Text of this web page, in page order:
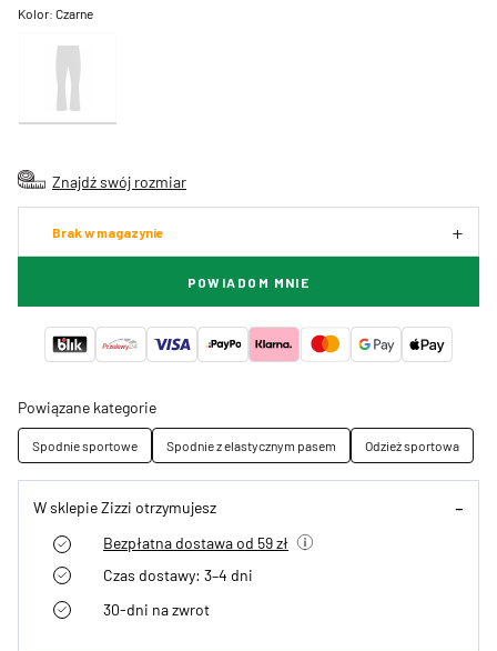
Kolor:Czarne
Znajdź swój rozmiar
Brak w magazynie
POWIADOM MNIE
Powiązane kategorie
Spodnie sportowe Spodnie z elastycznym pasem Odzież sportowa
W sklepie Zizzi otrzymujesz
Bezpłatna dostawa od 59 zł
Czas dostawy: 3–4 dni
30-dni na zwrot